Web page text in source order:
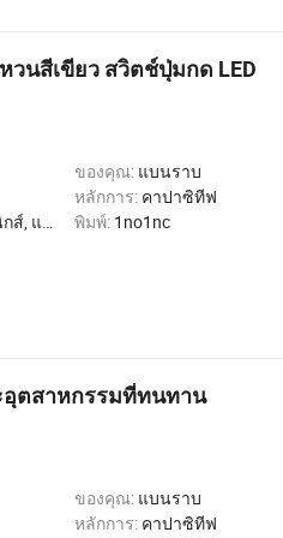
วนสีเขียว สวิตช์ปุ่มกด LED
ของคุณ: แบนราบ
หลักการ: คาปาซิทีฟ
ารค้า, หน้าแรก
พิมพ์: 1no1nc
อุตสาหกรรมที่ทนทาน
ของคุณ: แบนราบ
หลักการ: คาปาซิทีฟ